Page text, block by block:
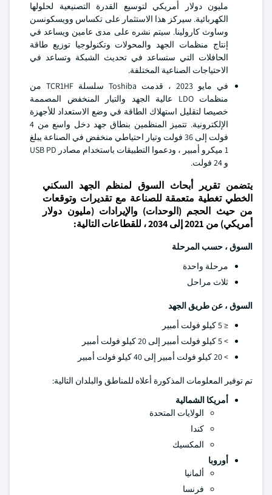
مليون دولار أمريكي لتوسيع القدرة التصنيعية لحلولها
الكهربائية. سيركز هذا الاستثمار على تكساس وويسكونسن
وساوث كارولينا. سيتم نشره على مدى عامين ويساعد في
إنتاج منظمات الجهد والمحولات وتكنولوجيا توزيع طاقة
الحافلات التي ستساعد في تحديث الشبكة وتساعد في
الاحتياجات الصناعية المختلفة.
في مايو 2023 ، قدمت Toshiba سلسلة TCR1HF من
منظمات LDO عالية الجهد والتيار المنخفض المصممة
خصيصا لتقليل استهلاك الطاقة في وضع الاستعداد للأجهزة
الإلكترونية. تتميز المنظمين بنطاق جهد دخل واسع من 4
فولت إلى 36 فولت وتيار احتياطي منخفض في الصناعة يبلغ
1 ميكرو أمبير ، ودعموا التطبيقات باستخدام مصادر USB PD
و 24 فولت.
يتضمن تقرير أبحاث السوق لمنظم الجهد السكني
الخطي تغطية متعمقة للصناعة مع تقديرات وتوقعات
من حيث الحجم (الوحدات) والإيرادات (مليون دولار
أمريكي) من 2021 إلى 2034 ، للقطاعات التالية:
السوق ، حسب المرحلة
مرحلة واحدة
ثلاث مراحل
السوق ، عن طريق الجهد
≤ 5 كيلو فولت أمبير
> 5 كيلو فولت أمبير إلى 20 كيلو فولت أمبير
> 20 كيلو فولت أمبير إلى 40 كيلو فولت أمبير
تم توفير المعلومات المذكورة أعلاه للمناطق والبلدان التالية:
أمريكا الشمالية
الولايات المتحدة
كندا
المكسيك
أوروبا
ألمانيا
فرنسا